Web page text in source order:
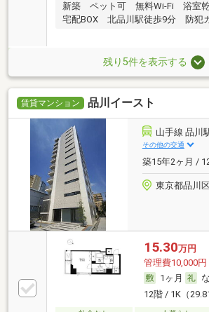
新築 ペット可 無料Wi-Fi 浴室
宅配BOX 北品川駅徒歩9分 防犯
残り5件を表示する
賃貸マンション 品川イースト
山手線 品川
その他の交通
築15年2ヶ月 /
東京都品川
15.30万円
管理費10,000円
1ヶ月
12階 / 1K（